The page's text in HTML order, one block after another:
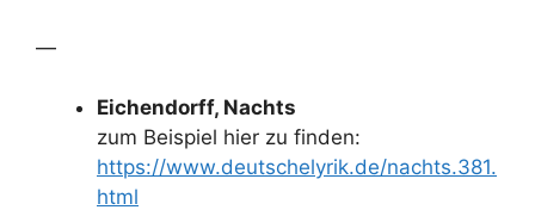
—
Eichendorff, Nachts
zum Beispiel hier zu finden:
https://www.deutschelyrik.de/nachts.381.
html